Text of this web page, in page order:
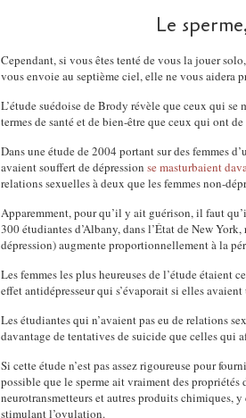
Le
Cependant, si vous êtes tenté de vous la jouer
vous envoie au septième ciel, elle ne vous aidera
L’étude suédoise de Brody révèle que ceux qui
termes de santé et de bien-être que ceux qui ont
Dans une étude de 2004 portant sur des femmes
avaient souffert de dépression se masturbaient
relations sexuelles à deux que les femmes non-
Apparemment, pour qu’il y ait guérison, il faut
300 étudiantes d’Albany, dans l’État de New
dépression) augmente proportionnellement à la
Les femmes les plus heureuses de l’étude
effet antidépresseur qui s’évaporait si elles
Les étudiantes qui n’avaient pas eu de relations
davantage de tentatives de suicide que celles qui
Si cette étude n’est pas assez rigoureuse pour
possible que le sperme ait vraiment des propriétés
neurotransmetteurs et autres produits chimiques,
stimulant l’ovulation.